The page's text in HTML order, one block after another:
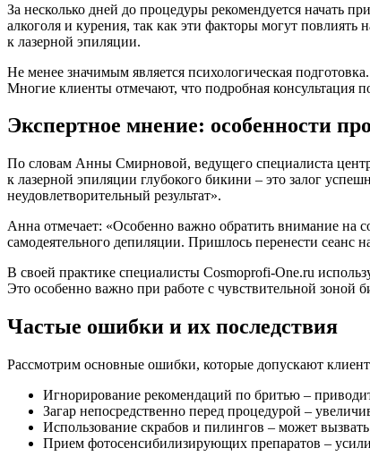
За несколько дней до процедуры рекомендуется начать
алкоголя и курения, так как эти факторы могут
к лазерной эпиляции.
Не менее значимым является психологическая
Многие клиенты отмечают, что подробная консультация
Экспертное мнение: особенности
По словам Анны Смирновой, ведущего специалиста
к лазерной эпиляции глубокого бикини – это залог
неудовлетворительный результат».
Анна отмечает: «Особенно важно обратить внимание на
самодеятельного депиляции. Пришлось перенести сеанс
В своей практике специалисты Cosmoprofi-One.ru
Это особенно важно при работе с чувствительной зоной
Частые ошибки и их последствия
Рассмотрим основные ошибки, которые допускают
Игнорирование рекомендаций по бритью –
Загар непосредственно перед процедурой –
Использование скрабов и пилингов – может
Прием фотосенсибилизирующих препаратов –